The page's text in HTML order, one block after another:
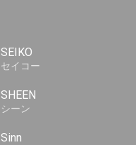
SEIKO
セイコー
SHEEN
シーン
Sinn